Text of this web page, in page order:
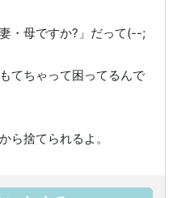
・母ですか?」だって(--;
てちゃって困ってるんで
ら捨てられるよ。